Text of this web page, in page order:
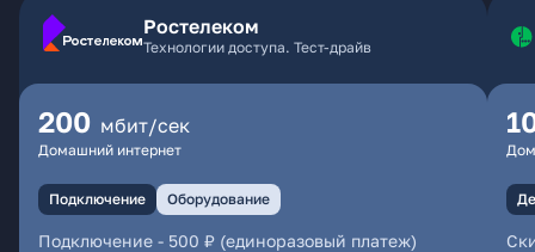
Ростелеком
Технологии доступа. Тест-драйв
200 мбит/сек
Домашний интернет
Подключение Оборудование
Подключение - 500 ₽ (единоразовый платеж)